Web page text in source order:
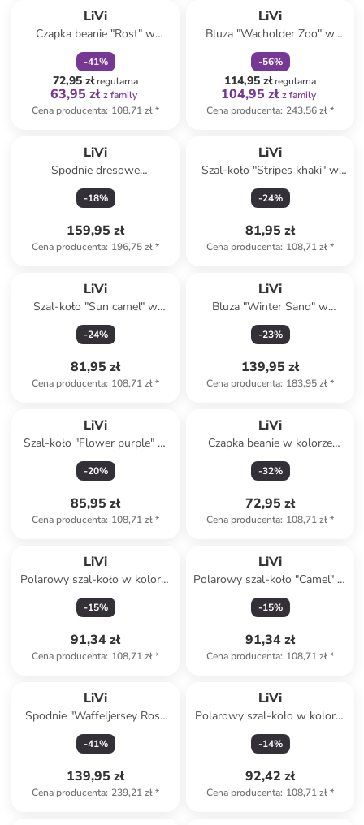
LiVi
Czapka beanie "Rost" w
kolorze jasnobrązowym
-41%
72,95 złregularna
63,95 zł z family
Cena producenta: 108,71 zł*
LiVi
Bluza "Wacholder Zoo" w
kolorze zielonym
-56%
114,95 złregularna
104,95 zł z family
Cena producenta: 243,56 zł*
LiVi
Spodnie dresowe
"Streetjogger" w kolorze
ciemnoszarym
-18%
159,95 zł
Cena producenta: 196,75 zł*
LiVi
Szal-koło "Stripes khaki" w
kolorze khaki - 50 x 24 cm
-24%
81,95 zł
Cena producenta: 108,71 zł*
LiVi
Szal-koło "Sun camel" w
kolorze jasnobrązowym - 50 x
24 cm
-24%
81,95 zł
Cena producenta: 108,71 zł*
LiVi
Bluza "Winter Sand" w
kolorze szarym
-23%
139,95 zł
Cena producenta: 183,95 zł*
LiVi
Szal-koło "Flower purple" w
kolorze fioletowym - 50 x 24
cm
-20%
85,95 zł
Cena producenta: 108,71 zł*
LiVi
Czapka beanie w kolorze
fioletowym
-32%
72,95 zł
Cena producenta: 108,71 zł*
LiVi
Polarowy szal-koło w kolorze
jasnoróżowym - 50 x 24 cm
-15%
91,34 zł
Cena producenta: 108,71 zł*
LiVi
Polarowy szal-koło "Camel" w
kolorze pomarańczowym - 50
x 24 cm
-15%
91,34 zł
Cena producenta: 108,71 zł*
LiVi
Spodnie "Waffeljersey Rose
Flower" w kolorze fioletowym
-41%
139,95 zł
Cena producenta: 239,21 zł*
LiVi
Polarowy szal-koło w kolorze
brązowym - 50 x 24 cm
-14%
92,42 zł
Cena producenta: 108,71 zł*